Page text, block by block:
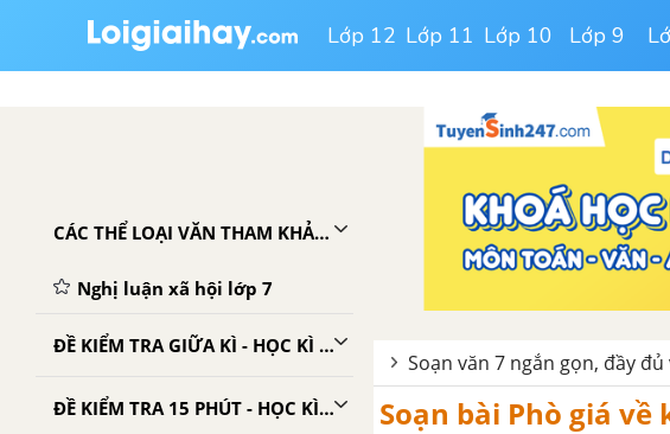
Lớp 12 Lớp 11 Lớp 10 Lớp 9
CÁC THỂ LOẠI VĂN THAM KHẢO LỚP 7
Nghị luận xã hội lớp 7
ĐỀ KIỂM TRA GIỮA KÌ - HỌC KÌ 1 - NGỮ VĂN 7
ĐỀ KIỂM TRA 15 PHÚT - HỌC KÌ 1 - NGỮ VĂN 7
Soạn văn 7 ngắn gọn, đầy
Soạn bài Phò giá về